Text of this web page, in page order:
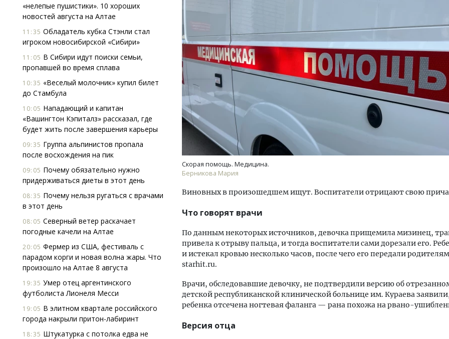
«нелепые пушистики». 10 хороших
новостей августа на Алтае
11:35 Обладатель кубка Стэнли стал
игроком новосибирской «Сибири»
11:05 В Сибири идут поиски семьи,
пропавшей во время сплава
10:35 «Веселый молочник» купил билет
до Стамбула
10:05 Нападающий и капитан
«Вашингтон Кэпиталз» рассказал, где
будет жить после завершения карьеры
09:35 Группа альпинистов пропала
после восхождения на пик
09:05 Почему обязательно нужно
придерживаться диеты в этот день
08:35 Почему нельзя ругаться с врачами
в этот день
08:05 Северный ветер раскачает
погодные качели на Алтае
20:05 Фермер из США, фестиваль с
парадом корги и новая волна жары. Что
произошло на Алтае 8 августа
19:35 Умер отец аргентинского
футболиста Лионеля Месси
19:05 В элитном квартале российского
города накрыли притон-лабиринт
18:35 Штукатурка с потолка едва не
Скорая помощь. Медицина.
Берникова Мария
Виновных в произошедшем ищут. Воспитатели отрицают свою
Что говорят врачи
По данным некоторых источников, девочка прищемила мизинец,
привела к отрыву пальца, и тогда воспитатели сами дорезали его.
и истекал кровью несколько часов, после чего его передали
starhit.ru.
Врачи, обследовавшие девочку, не подтвердили версию об
детской республиканской клинической больнице им. Кураева
ребенка отсечена ногтевая фаланга — рана похожа на рвано-
Версия отца
Ищем новые берега. Гендиректор
«Жилищной инициативы» Юрий
Гатилов — о том, как девелоперу
оставаться на плаву, когда рынок
штормит
СТРОИТЕЛЬСТВО
Двухуровневые номера
Каким будет новый
«Белкур» в Белокурихе
ДОМА И КВАРТИРЫ